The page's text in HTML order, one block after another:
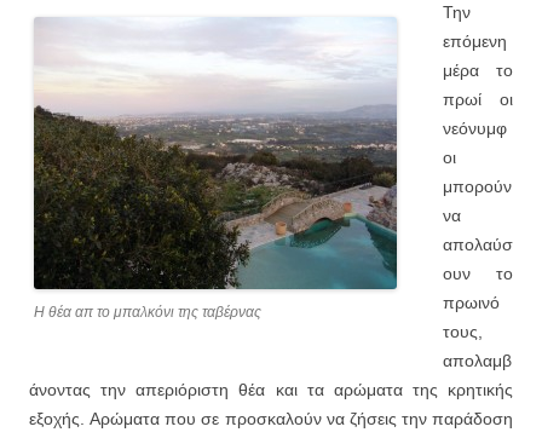
Η θέα απ το μπαλκόνι της ταβέρνας
Την
επόμενη
μέρα το
πρωί οι
νεόνυμφ
οι
μπορούν
να
απολαύσ
ουν το
πρωινό
τους,
απολαμβ
άνοντας την απεριόριστη θέα και τα αρώματα της κρητικής
εξοχής. Αρώματα που σε προσκαλούν να ζήσεις την παράδοση